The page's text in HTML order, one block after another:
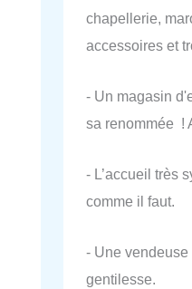
chapellerie,
accessoires et
- Un magasin
sa renommée !
- L’accueil très
comme il faut.
- Une vendeuse
gentilesse.